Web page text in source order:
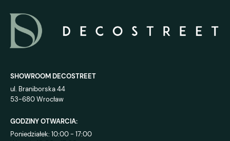
SHOWROOM DECOSTREET
ul. Braniborska 44
53-680 Wrocław
GODZINY OTWARCIA:
Poniedziałek: 10:00 - 17:00